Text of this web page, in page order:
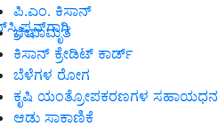
ಪಿ.ಎಂ. ಕಿಸಾನ್
ಜೀವಾಮೃತ
ಕಿಸಾನ್ ಕ್ರೇಡಿಟ್ ಕಾರ್ಡ್
ಬೆಳೆಗಳ ರೋಗ
ಕೃಷಿ ಯಂತ್ರೋಪಕರಣಗಳ ಸಹಾಯಧನ
ಆಡು ಸಾಕಾಣಿಕೆ